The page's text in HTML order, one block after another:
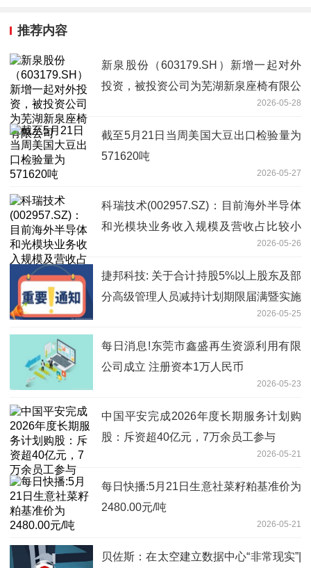
推荐内容
新泉股份（603179.SH）新增一起对外
投资，被投资公司为芜湖新泉座椅有限公
2026-05-28
截至5月21日当周美国大豆出口检验量为
571620吨
2026-05-27
科瑞技术(002957.SZ)：目前海外半导体
和光模块业务收入规模及营收占比较小
2026-05-26
捷邦科技: 关于合计持股5%以上股东及部
分高级管理人员减持计划期限届满暨实施
2026-05-25
每日消息!东莞市鑫盛再生资源利用有限
公司成立 注册资本1万人民币
2026-05-23
中国平安完成2026年度长期服务计划购
股：斥资超40亿元，7万余员工参与
2026-05-21
每日快播:5月21日生意社菜籽粕基准价为
2480.00元/吨
2026-05-21
贝佐斯：在太空建立数据中心“非常现实”|